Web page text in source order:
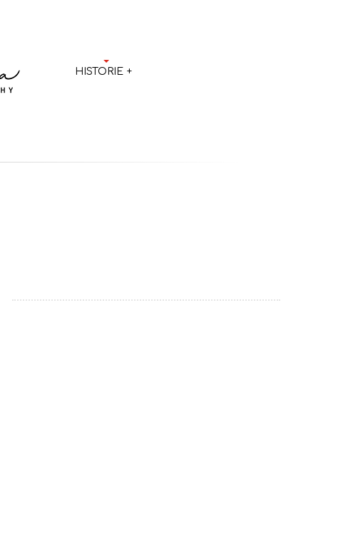
HISTORIE +